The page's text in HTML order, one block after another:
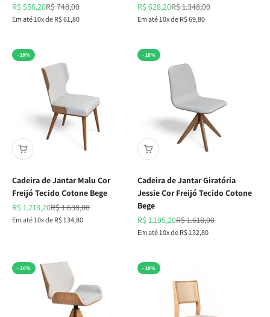
Preço promocional
R$ 556,20Preço normal
R$ 748,00
Em até 10x de R$ 61,80
Preço promocional
R$ 628,20Preço normal
R$ 1.348,00
Em até 10x de R$ 69,80
- 18%
Cadeira de Jantar Malu Cor
Freijó Tecido Cotone Bege
Preço promocional
R$ 1.213,20Preço normal
R$ 1.638,00
Em até 10x de R$ 134,80
- 18%
Cadeira de Jantar Giratória
Jessie Cor Freijó Tecido Cotone
Bege
Preço promocional
R$ 1.195,20Preço normal
R$ 1.618,00
Em até 10x de R$ 132,80
- 20% - 18%